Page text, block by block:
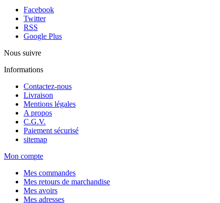
Facebook
Twitter
RSS
Google Plus
Nous suivre
Informations
Contactez-nous
Livraison
Mentions légales
A propos
C.G.V.
Paiement sécurisé
sitemap
Mon compte
Mes commandes
Mes retours de marchandise
Mes avoirs
Mes adresses